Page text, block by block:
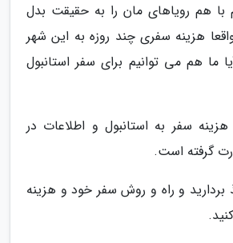
با هم رویاهای مان را به حقیقت بدل
هزینه سفری چند روزه به این شهر
ما هم می توانیم برای سفر استانبول
سفر به استانبول و اطلاعات در
بردارید و راه و روش سفر خود و هزینه